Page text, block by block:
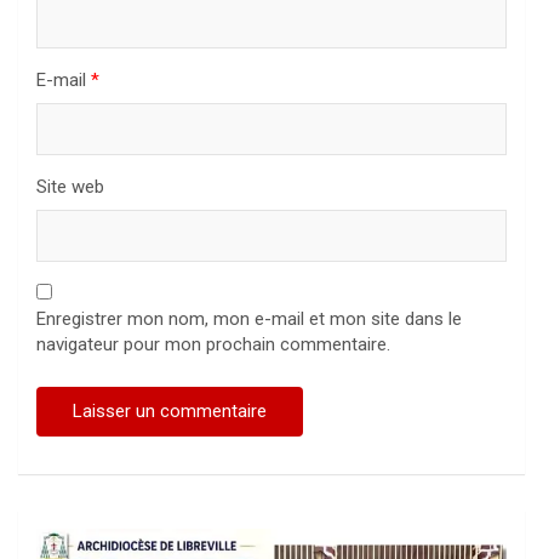
E-mail *
Site web
Enregistrer mon nom, mon e-mail et mon site dans le
navigateur pour mon prochain commentaire.